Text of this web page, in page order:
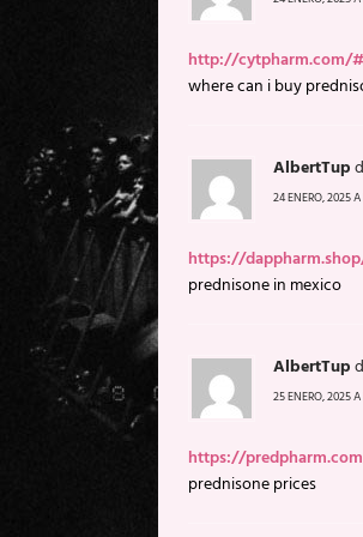
http://cytpharm.com/#
where can i buy
AlbertTup
24 ENERO, 2025
https://
prednisone in mexico
AlbertTup
25 ENERO, 2025
https://
prednisone prices